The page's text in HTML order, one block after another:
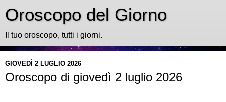
Oroscopo del Giorno
Il tuo oroscopo, tutti i giorni.
GIOVEDÌ 2 LUGLIO 2026
Oroscopo di giovedì 2 luglio 2026